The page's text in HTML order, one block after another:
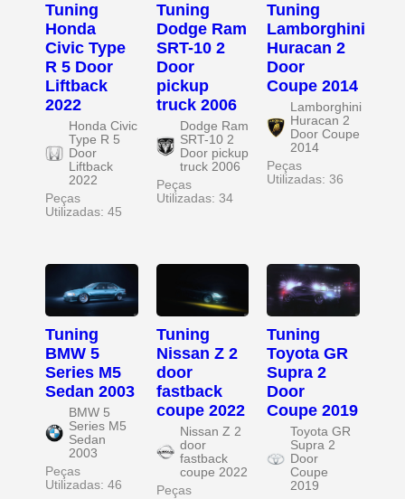
Tuning
Honda
Civic Type
R 5 Door
Liftback
2022
Honda Civic
Type R 5
Door
Liftback
2022
Peças
Utilizadas: 45
Tuning
Dodge Ram
SRT-10 2
Door
pickup
truck 2006
Dodge Ram
SRT-10 2
Door pickup
truck 2006
Peças
Utilizadas: 34
Tuning
Lamborghini
Huracan 2
Door
Coupe 2014
Lamborghini
Huracan 2
Door Coupe
2014
Peças
Utilizadas: 36
Tuning
BMW 5
Series M5
Sedan 2003
BMW 5
Series M5
Sedan
2003
Peças
Utilizadas: 46
Tuning
Nissan Z 2
door
fastback
coupe 2022
Nissan Z 2
door
fastback
coupe 2022
Peças
Tuning
Toyota GR
Supra 2
Door
Coupe 2019
Toyota GR
Supra 2
Door
Coupe
2019